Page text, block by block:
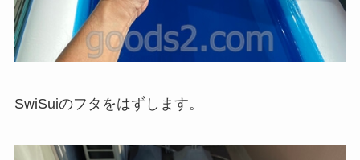
SwiSuiのフタをはずします。